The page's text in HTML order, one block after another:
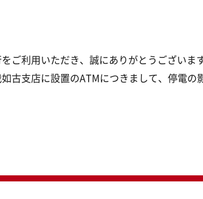
ご利用いただき、誠にありがとうございます
古支店に設置のATMにつきまして、停電